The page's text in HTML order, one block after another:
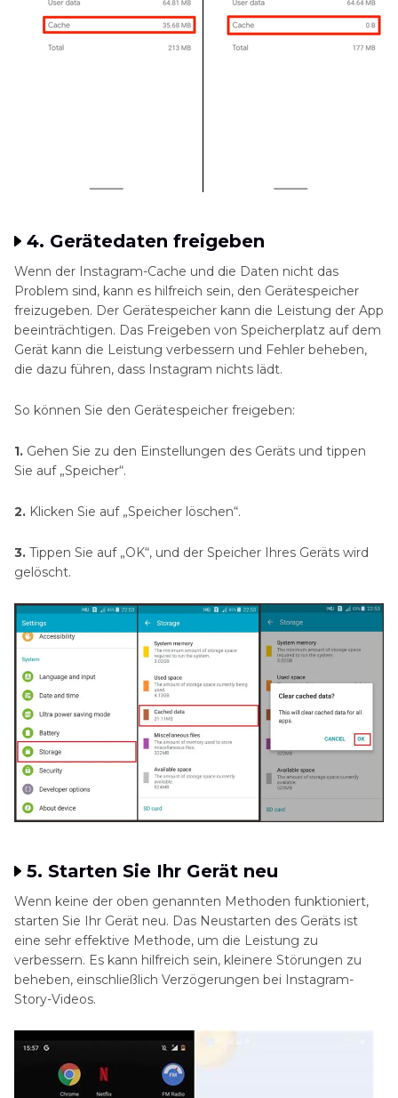
4. Gerätedaten freigeben
Wenn der Instagram-Cache und die Daten nicht das
Problem sind, kann es hilfreich sein, den Gerätespeicher
freizugeben. Der Gerätespeicher kann die Leistung der App
beeinträchtigen. Das Freigeben von Speicherplatz auf dem
Gerät kann die Leistung verbessern und Fehler beheben,
die dazu führen, dass Instagram nichts lädt.
So können Sie den Gerätespeicher freigeben:
1. Gehen Sie zu den Einstellungen des Geräts und tippen
Sie auf „Speicher“.
2. Klicken Sie auf „Speicher löschen“.
3. Tippen Sie auf „OK“, und der Speicher Ihres Geräts wird
gelöscht.
5. Starten Sie Ihr Gerät neu
Wenn keine der oben genannten Methoden funktioniert,
starten Sie Ihr Gerät neu. Das Neustarten des Geräts ist
eine sehr effektive Methode, um die Leistung zu
verbessern. Es kann hilfreich sein, kleinere Störungen zu
beheben, einschließlich Verzögerungen bei Instagram-
Story-Videos.